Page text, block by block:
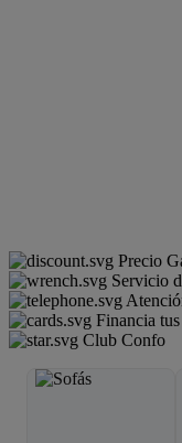
Precio
Servicio
Financia
Club Confo